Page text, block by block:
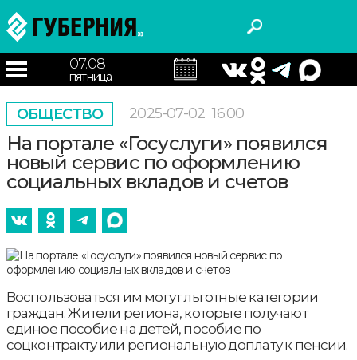
07.08
пятница
ОБЩЕСТВО 2025-07-02 16:00
На портале «Госуслуги» появился
новый сервис по оформлению
социальных вкладов и счетов
Воспользоваться им могут льготные категории
граждан. Жители региона, которые получают
единое пособие на детей, пособие по
соцконтракту или региональную доплату к пенсии.